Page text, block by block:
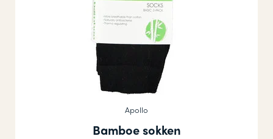
Apollo
Bamboe sokken